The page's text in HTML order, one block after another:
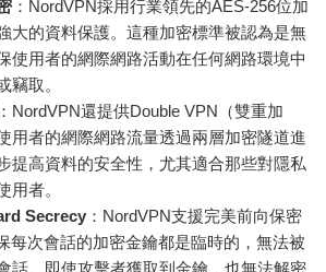
：NordVPN採用行業領先的AES-256位加
大的資料保護。這種加密標準被認為是無
使用者的網際網路活動在任何網路環境中
竊取。
NordVPN還提供Double VPN（雙重加
用者的網際網路流量透過兩層加密隧道進
提高資料的安全性，尤其適合那些對隱私
用者。
Secrecy ：NordVPN支援完美前向保密
每次會話的加密金鑰都是臨時的，無法被
話。即使攻擊者獲取到金鑰，也無法解密